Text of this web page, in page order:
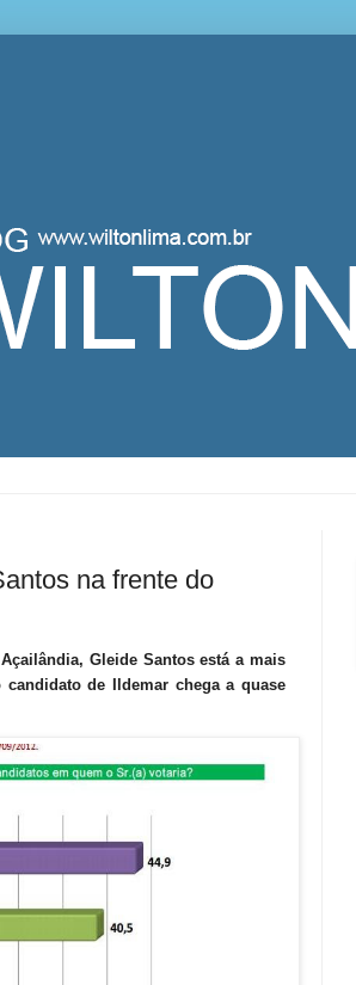
na frente do
Gleide Santos está a mais
de Ildemar chega a quase